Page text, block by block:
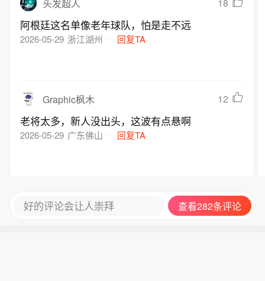
头发超人 18
阿根廷这名单像老年球队，怕是走不远
2026-05-29 浙江湖州 回复TA
Graphic枫木 12
老将太多，新人没出头，这波有点悬啊
2026-05-29 广东佛山 回复TA
好的评论会让人崇拜 查看282条评论